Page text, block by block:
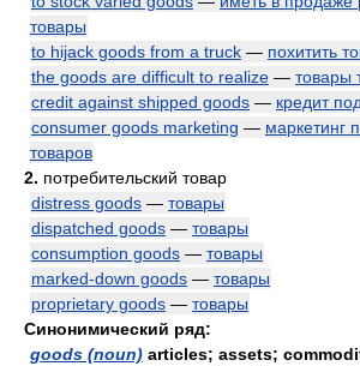
товары
to hijack goods from a truck — похитить
the goods are difficult to realize — товары
credit against shipped goods — кредит
consumer goods marketing — маркетинг
товаров
2. потребительский товар
distress goods — товары
dispatched goods — товары
consumption goods — товары
marked-down goods — товары
proprietary goods — товары
Синонимический ряд:
goods (noun) articles; assets;